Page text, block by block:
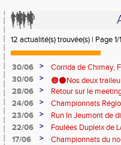
12 actualité(s) trouvée(s) | Page 1/1
30/06 >
Corrida de Chimay,
30/06
>
🟠⚫Nos deux
💪
28/06 >
Retour sur le
Maubeuge🔴⚫
24/06 >
Championnats
23/06
>
Run In Jeumont de
22/06
>
Foulées Dupleix de
17/06
>
Championnats du